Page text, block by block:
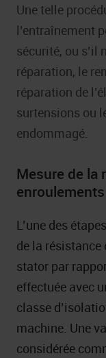
Une telle
l’entraînement
sécurité, ou s’il
réparation, le
réparation de
surtensions ou
endommagé.
Mesure de la
L’une des
de la résistance
stator par
effectuée avec
classe
machine. Une
considérée